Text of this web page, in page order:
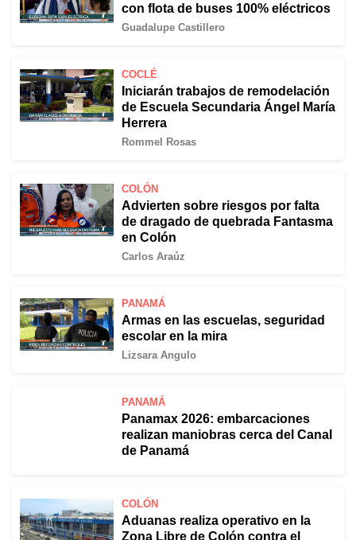
con flota de buses 100% eléctricos
Guadalupe Castillero
COCLÉ
Iniciarán trabajos de remodelación
de Escuela Secundaria Ángel María
Herrera
Rommel Rosas
COLÓN
Advierten sobre riesgos por falta
de dragado de quebrada Fantasma
en Colón
Carlos Araúz
PANAMÁ
Armas en las escuelas, seguridad
escolar en la mira
Lizsara Angulo
PANAMÁ
Panamax 2026: embarcaciones
realizan maniobras cerca del Canal
de Panamá
COLÓN
Aduanas realiza operativo en la
Zona Libre de Colón contra el